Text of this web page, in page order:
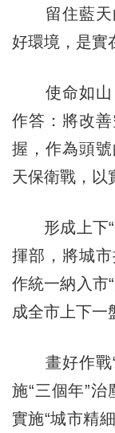
留住藍天
好環境，是實
使命如山
作答：將改
握，作為頭
天保衛戰，以
形成上下“
揮部，將城
作統一納入市
成全市上下一
畫好作戰“
施“三個年”
實施“城市精